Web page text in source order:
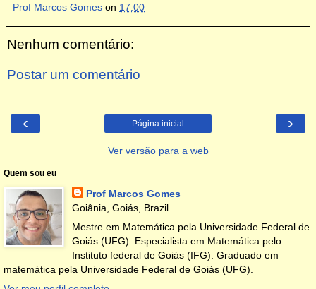
Prof Marcos Gomes on 17:00
Nenhum comentário:
Postar um comentário
‹ ›
Página inicial
Ver versão para a web
Quem sou eu
Prof Marcos Gomes
Goiânia, Goiás, Brazil
Mestre em Matemática pela Universidade Federal de
Goiás (UFG). Especialista em Matemática pelo
Instituto federal de Goiás (IFG). Graduado em
matemática pela Universidade Federal de Goiás (UFG).